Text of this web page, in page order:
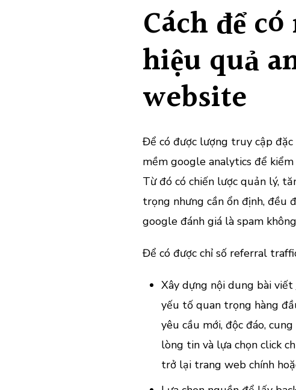
Cách để
hiệu quả
website
Để có được lượng truy cập
mềm google analytics để
Từ đó có chiến lược quản lý,
trọng nhưng cần ổn định, đều
google đánh giá là spam
Để có được chỉ số referral
Xây dựng nội dung bài viết
yếu tố quan trọng hàng
yêu cầu mới, độc đáo,
lòng tin và lựa chọn click
trở lại trang web chính